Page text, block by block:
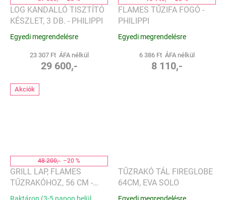
LOG KANDALLÓ TISZTÍTÓ
KÉSZLET, 3 DB. - PHILIPPI
Egyedi megrendelésre
23 307 Ft ÁFA nélkül
29 600,-
FLAMES TŰZIFA FOGÓ -
PHILIPPI
Egyedi megrendelésre
6 386 Ft ÁFA nélkül
8 110,-
Akciók
48 200,- –20 %
GRILL LAP, FLAMES
TŰZRAKÓHOZ, 56 CM -
PHILIPPI
Raktáron (3-5 napon belül
TŰZRAKÓ TÁL FIREGLOBE
64CM, EVA SOLO
Egyedi megrendelésre